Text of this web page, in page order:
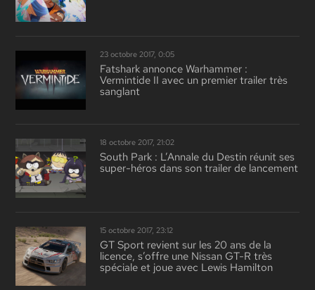
23 octobre 2017, 0:05
Fatshark annonce Warhammer :
Vermintide II avec un premier trailer très
sanglant
18 octobre 2017, 21:02
South Park : L’Annale du Destin réunit ses
super-héros dans son trailer de lancement
15 octobre 2017, 23:12
GT Sport revient sur les 20 ans de la
licence, s’offre une Nissan GT-R très
spéciale et joue avec Lewis Hamilton